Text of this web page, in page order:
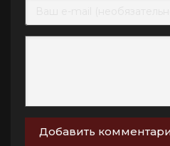
Добавить